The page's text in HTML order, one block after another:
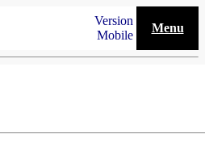
Version
Mobile
Menu